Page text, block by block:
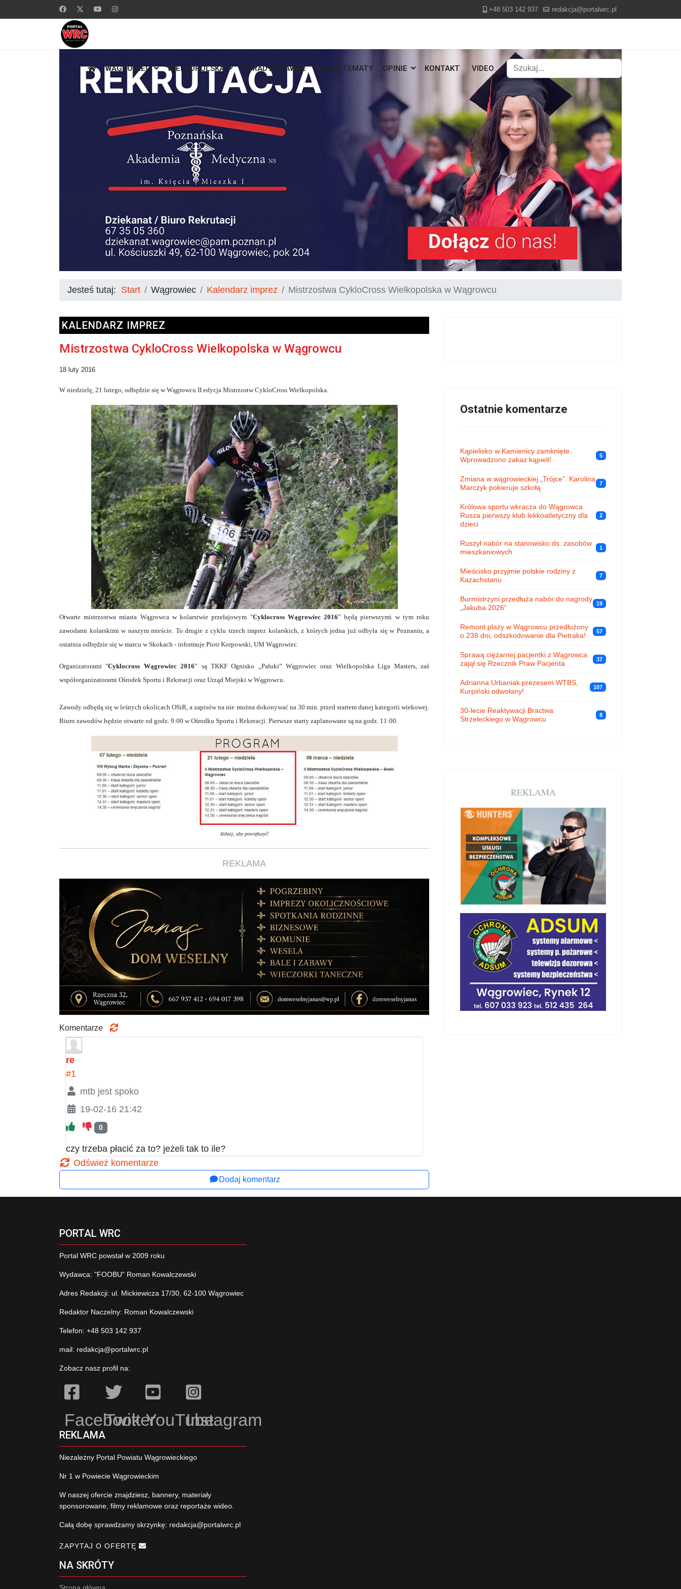
+48 503 142 937 redakcja@portalwrc.pl
WĄGROWIEC WIELKOPOLSKA PORADY PRAWNE WASZE TEMATY OPINIE KONTAKT VIDEO
Szukaj
Type 2 or more characters for results.
Jesteś tutaj: Start Wągrowiec Kalendarz imprez Mistrzostwa CykloCross Wielkopolska w Wągrowcu
KALENDARZ IMPREZ
Mistrzostwa CykloCross Wielkopolska w Wągrowcu
18 luty 2016
W niedzielę, 21 lutego, odbędzie się w Wągrowcu II edycja Mistrzostw CykloCross Wielkopolska.
Otwarte mistrzostwa miasta Wągrowca w kolarstwie przełajowym "Cyklocross Wągrowiec 2016” będą pierwszymi w tym roku
zawodami kolarskimi w naszym mieście. To drugie z cyklu trzech imprez kolarskich, z których jedna już odbyła się w Poznaniu, a
ostatnia odbędzie się w marcu w Skokach - informuje Piotr Korpowski, UM Wągrowiec.
Organizatorami "Cyklocross Wągrowiec 2016” są TKKF Ognisko „Pałuki” Wągrowiec oraz Wielkopolska Liga Masters, zaś
współorganizatorami Ośrodek Sportu i Rekreacji oraz Urząd Miejski w Wągrowcu.
Zawody odbędą się w leśnych okolicach OSiR, a zapisów na nie można dokonywać na 30 min. przed startem danej kategorii wiekowej.
Biuro zawodów będzie otwarte od godz. 9:00 w Ośrodku Sportu i Rekreacji. Pierwsze starty zaplanowane są na godz. 11:00.
kliknij, aby powiększyć!
REKLAMA
Komentarze
re
#1
mtb jest spoko
19-02-16 21:42
0
czy trzeba płacić za to? jeżeli tak to ile?
Odśwież komentarze
Dodaj komentarz
Ostatnie komentarze
Kąpielisko w Kamienicy zamknięte.
Wprowadzono zakaz kąpieli!
5
Zmiana w wągrowieckiej „Trójce”. Karolina
Marczyk pokieruje szkołą
7
Królowa sportu wkracza do Wągrowca.
Rusza pierwszy klub lekkoatletyczny dla
dzieci
2
Ruszył nabór na stanowisko ds. zasobów
mieszkaniowych
1
Mieścisko przyjmie polskie rodziny z
Kazachstanu
7
Burmistrzyni przedłuża nabór do nagrody
„Jakuba 2026”
19
Remont plaży w Wągrowcu przedłużony
o 238 dni, odszkodowanie dla Pietraka!
57
Sprawą ciężarnej pacjentki z Wągrowca
zajął się Rzecznik Praw Pacjenta
37
Adrianna Urbaniak prezesem WTBS,
Kurpiński odwołany!
107
30-lecie Reaktywacji Bractwa
Strzeleckiego w Wągrowcu
8
REKLAMA
PORTAL WRC
Portal WRC powstał w 2009 roku
Wydawca: "FOOBU" Roman Kowalczewski
Adres Redakcji: ul. Mickiewicza 17/30, 62-100 Wągrowiec
Redaktor Naczelny: Roman Kowalczewski
Telefon: +48 503 142 937
mail: redakcja@portalwrc.pl
Zobacz nasz profil na:
Facebook
TwitterYouTubeInstagram
REKLAMA
Niezależny Portal Powiatu Wągrowieckiego
Nr 1 w Powiecie Wągrowieckim
W naszej ofercie znajdziesz, bannery, materiały
sponsorowane, filmy reklamowe oraz reportaże wideo.
Całą dobę sprawdzamy skrzynkę: redakcja@portalwrc.pl
ZAPYTAJ O OFERTĘ
NA SKRÓTY